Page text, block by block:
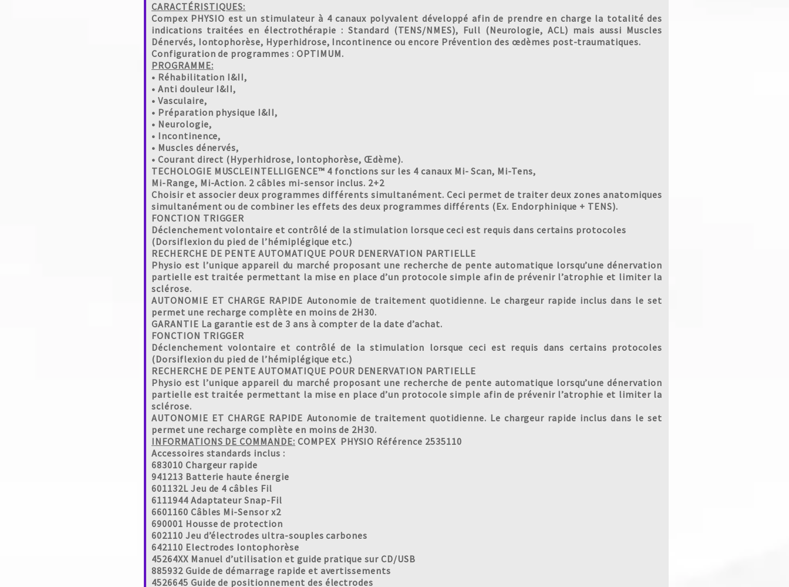
CARACTÉRISTIQUES:
Compex PHYSIO est un stimulateur à 4 canaux polyvalent développé afin de prendre en charge la totalité des
indications traitées en électrothérapie : Standard (TENS/NMES), Full (Neurologie, ACL) mais aussi Muscles
Dénervés, Iontophorèse, Hyperhidrose, Incontinence ou encore Prévention des œdèmes post-traumatiques.
Configuration de programmes : OPTIMUM.
PROGRAMME:
• Réhabilitation I&II,
• Anti douleur I&II,
• Vasculaire,
• Préparation physique I&II,
• Neurologie,
• Incontinence,
• Muscles dénervés,
• Courant direct (Hyperhidrose, Iontophorèse, Œdème).
TECHOLOGIE MUSCLEINTELLIGENCE™ 4 fonctions sur les 4 canaux Mi- Scan, Mi-Tens,
Mi-Range, Mi-Action. 2 câbles mi-sensor inclus. 2+2
Choisir et associer deux programmes différents simultanément. Ceci permet de traiter deux zones anatomiques
simultanément ou de combiner les effets des deux programmes différents (Ex. Endorphinique + TENS).
FONCTION TRIGGER
Déclenchement volontaire et contrôlé de la stimulation lorsque ceci est requis dans certains protocoles
(Dorsiflexion du pied de l’hémiplégique etc.)
RECHERCHE DE PENTE AUTOMATIQUE POUR DENERVATION PARTIELLE
Physio est l’unique appareil du marché proposant une recherche de pente automatique lorsqu’une dénervation
partielle est traitée permettant la mise en place d’un protocole simple afin de prévenir l’atrophie et limiter la
sclérose.
AUTONOMIE ET CHARGE RAPIDE Autonomie de traitement quotidienne. Le chargeur rapide inclus dans le set
permet une recharge complète en moins de 2H30.
GARANTIE La garantie est de 3 ans à compter de la date d’achat.
FONCTION TRIGGER
Déclenchement volontaire et contrôlé de la stimulation lorsque ceci est requis dans certains protocoles
(Dorsiflexion du pied de l’hémiplégique etc.)
RECHERCHE DE PENTE AUTOMATIQUE POUR DENERVATION PARTIELLE
Physio est l’unique appareil du marché proposant une recherche de pente automatique lorsqu’une dénervation
partielle est traitée permettant la mise en place d’un protocole simple afin de prévenir l’atrophie et limiter la
sclérose.
AUTONOMIE ET CHARGE RAPIDE Autonomie de traitement quotidienne. Le chargeur rapide inclus dans le set
permet une recharge complète en moins de 2H30.
INFORMATIONS DE COMMANDE: COMPEX PHYSIO Référence 2535110
Accessoires standards inclus :
683010 Chargeur rapide
941213 Batterie haute énergie
601132L Jeu de 4 câbles Fil
6111944 Adaptateur Snap-Fil
6601160 Câbles Mi-Sensor x2
690001 Housse de protection
602110 Jeu d’électrodes ultra-souples carbones
642110 Electrodes Iontophorèse
45264XX Manuel d’utilisation et guide pratique sur CD/USB
885932 Guide de démarrage rapide et avertissements
4526645 Guide de positionnement des électrodes